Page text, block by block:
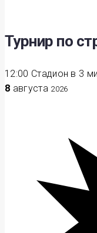
Турнир по
12:00 Стадион в 3
8 августа 2026